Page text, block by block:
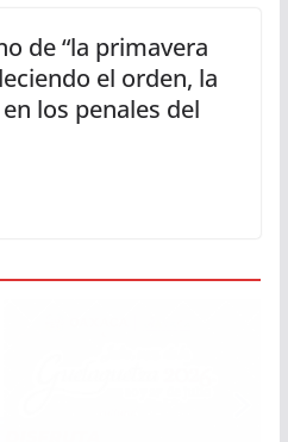
de “la primavera
el orden, la
los penales del